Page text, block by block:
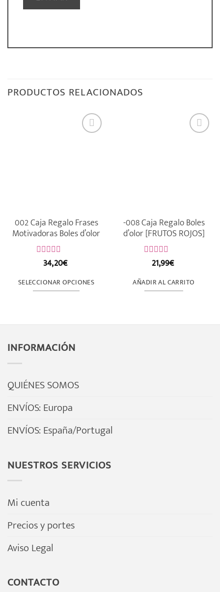
PRODUCTOS RELACIONADOS
002 Caja Regalo Frases
Motivadoras Boles d’olor
Valorado
de
5
34,20€
SELECCIONAR OPCIONES
tiene
múltiples
variantes.
opciones
pueden
en
página
-008 Caja Regalo Boles
d’olor [FRUTOS ROJOS]
Valorado
de
5
21,99€
AÑADIR AL CARRITO
INFORMACIÓN
QUIÉNES SOMOS
ENVÍOS: Europa
ENVÍOS: España/Portugal
NUESTROS SERVICIOS
Mi cuenta
Precios y portes
Aviso Legal
CONTACTO